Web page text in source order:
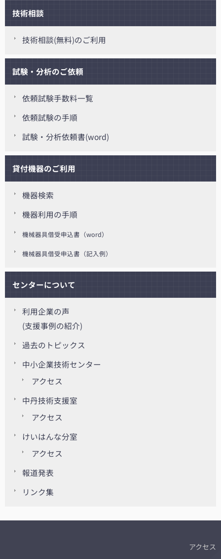
技術相談
技術相談(無料)のご利用
試験・分析のご依頼
依頼試験手数料一覧
依頼試験の手順
試験・分析依頼書(word)
貸付機器のご利用
機器検索
機器利用の手順
機械器具借受申込書（word）
機械器具借受申込書（記入例）
センターについて
利用企業の声
(支援事例の紹介)
過去のトピックス
中小企業技術センター
アクセス
中丹技術支援室
アクセス
けいはんな分室
アクセス
報道発表
リンク集
アクセス